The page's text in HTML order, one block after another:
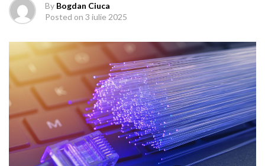
By Bogdan Ciuca
Posted on 3 iulie 2025